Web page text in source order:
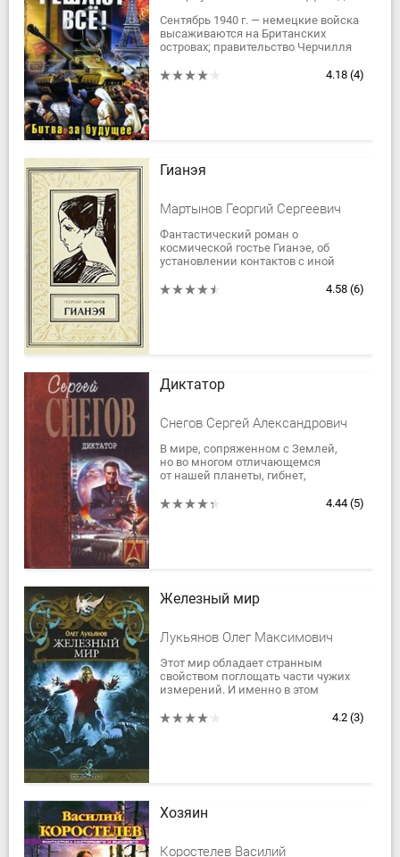
Сентябрь 1940 г. — немецкие войска
высаживаются на Британских
островах; правительство Черчилля
Советский Союз захватывает
4.18 (4)
Гианэя
Мартынов Георгий Сергеевич
Фантастический роман о
космической гостье Гианэе, об
установлении контактов с иной
землянами от гибели
4.58 (6)
Диктатор
Снегов Сергей Александрович
В мире, сопряженном с Землей,
но во многом отличающемся
от нашей планеты, гибнет,
империя. Довершает дело
4.44 (5)
Железный мир
Лукьянов Олег Максимович
Этот мир обладает странным
свойством поглощать части чужих
измерений. И именно в этом
поезд метро, в котором он ехал,4.2 (3)
Хозяин
Коростелев Василий